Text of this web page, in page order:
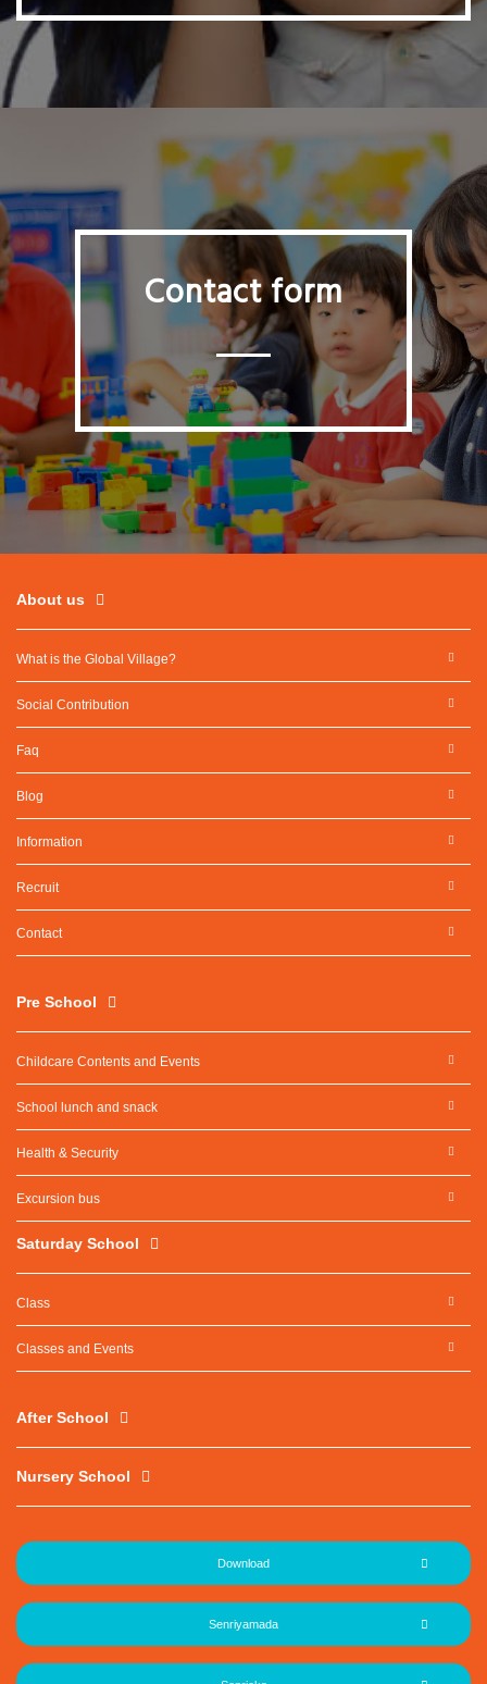
Contact form
About us
What is the Global Village?
Social Contribution
Faq
Blog
Information
Recruit
Contact
Pre School
Childcare Contents and Events
School lunch and snack
Health & Security
Excursion bus
Saturday School
Class
Classes and Events
After School
Nursery School
Download
Senriyamada